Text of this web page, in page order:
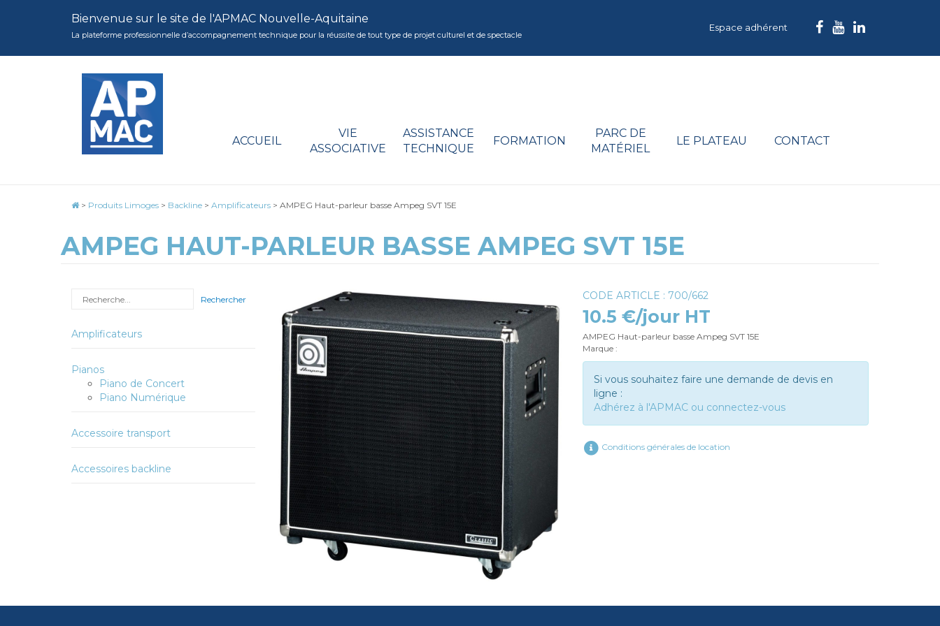
Bienvenue sur le site de l'APMAC Nouvelle-Aquitaine
La plateforme professionnelle d’accompagnement technique pour la réussite de tout type de projet culturel et de spectacle
Espace adhérent
ACCUEIL
VIE
ASSOCIATIVE
ASSISTANCE
TECHNIQUE
FORMATION
PARC DE
MATÉRIEL
LE PLATEAU CONTACT
> Produits Limoges > Backline > Amplificateurs > AMPEG Haut-parleur basse Ampeg SVT 15E
AMPEG HAUT-PARLEUR BASSE AMPEG SVT 15E
CODE ARTICLE : 700/662
10.5 €/jour HT
AMPEG Haut-parleur basse Ampeg SVT 15E
Marque :
Si vous souhaitez faire une demande de devis en
ligne :
Adhérez à l'APMAC ou connectez-vous
Conditions générales de location
Rechercher
Amplificateurs
Pianos
Piano de Concert
Piano Numérique
Accessoire transport
Accessoires backline